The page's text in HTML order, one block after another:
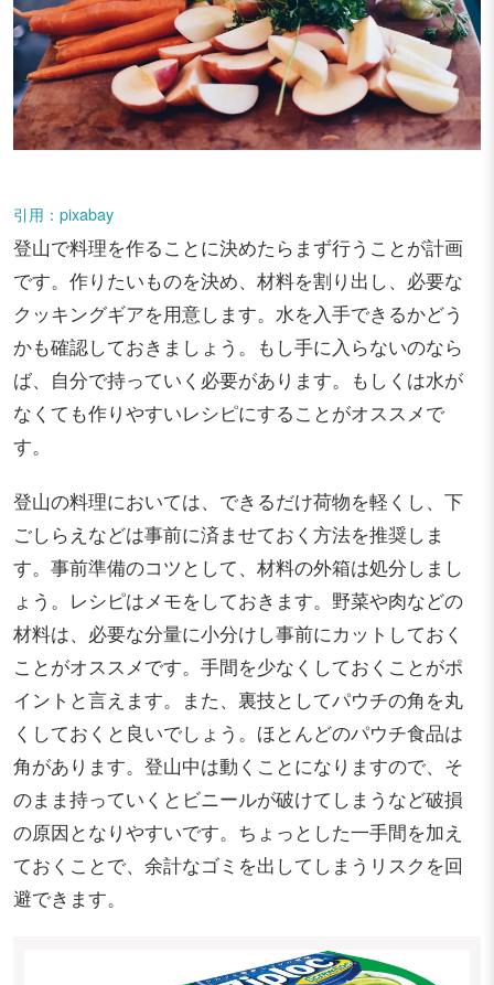
引用：pixabay
登山で料理を作ることに決めたらまず行うことが計画
です。作りたいものを決め、材料を割り出し、必要な
クッキングギアを用意します。水を入手できるかどう
かも確認しておきましょう。もし手に入らないのなら
ば、自分で持っていく必要があります。もしくは水が
なくても作りやすいレシピにすることがオススメで
す。
登山の料理においては、できるだけ荷物を軽くし、下
ごしらえなどは事前に済ませておく方法を推奨しま
す。事前準備のコツとして、材料の外箱は処分しまし
ょう。レシピはメモをしておきます。野菜や肉などの
材料は、必要な分量に小分けし事前にカットしておく
ことがオススメです。手間を少なくしておくことがポ
イントと言えます。また、裏技としてパウチの角を丸
くしておくと良いでしょう。ほとんどのパウチ食品は
角があります。登山中は動くことになりますので、そ
のまま持っていくとビニールが破けてしまうなど破損
の原因となりやすいです。ちょっとした一手間を加え
ておくことで、余計なゴミを出してしまうリスクを回
避できます。